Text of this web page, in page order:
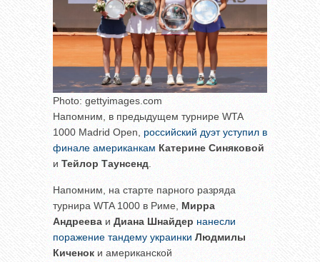
Photo: gettyimages.com
Напомним, в предыдущем турнире WTA
1000 Madrid Open, российский дуэт уступил в
финале американкам Катерине Синяковой
и Тейлор Таунсенд
Напомним, на старте парного разряда
турнира WTA 1000 в Риме, Мирра
Андреева и Диана Шнайдер нанесли
поражение тандему украинки Людмилы
Киченок и американской